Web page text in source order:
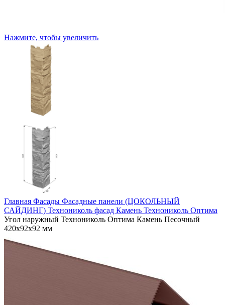
Нажмите, чтобы увеличить
Главная Фасады Фасадные панели (ЦОКОЛЬНЫЙ
САЙДИНГ) Технониколь фасад Камень Технониколь Оптима
Угол наружный Технониколь Оптима Камень Песочный
420х92х92 мм